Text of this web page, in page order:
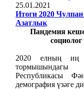
25.01.2021
Итоги 2020
Азатлык
Пандемия
2020 елның иң
тормышындагы
Республикасы
демография үзәге